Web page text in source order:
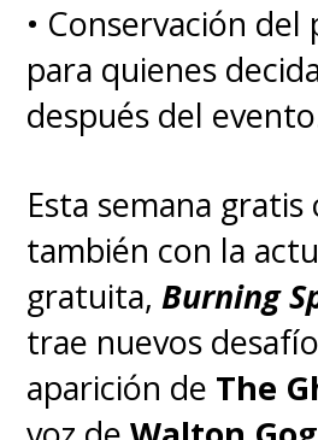
superpoderes que
única universidad
estadounidense
por Vought
ya esperen
este spin-off y la
siendo descrita
serie
• Conservación del
para quienes
después del
Esta semana gratis
también con la
gratuita,Burning
trae nuevos
aparición de The